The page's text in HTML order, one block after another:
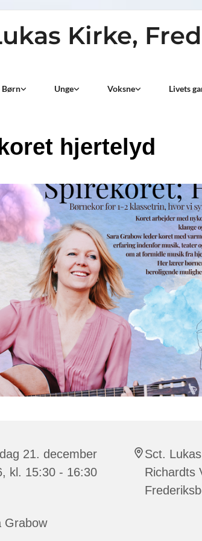
Kirke,
Børn Unge Voksne Livets
hjertelyd
21. december
kl. 15:30 - 16:30
Sct.
Richardts
Grabow